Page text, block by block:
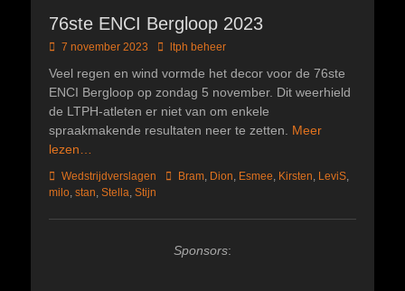
76ste ENCI Bergloop 2023
Geplaatst
7 november 2023 Authorltph beheer
Veel regen en wind vormde het decor voor de 76ste
ENCI Bergloop op zondag 5 november. Dit weerhield
de LTPH-atleten er niet van om enkele
spraakmakende resultaten neer te zetten. Meer
lezen…
Categorieën
Wedstrijdverslagen TagsBram, Dion, Esmee, Kirsten, LeviS,
milo, stan, Stella, Stijn
Sponsors: